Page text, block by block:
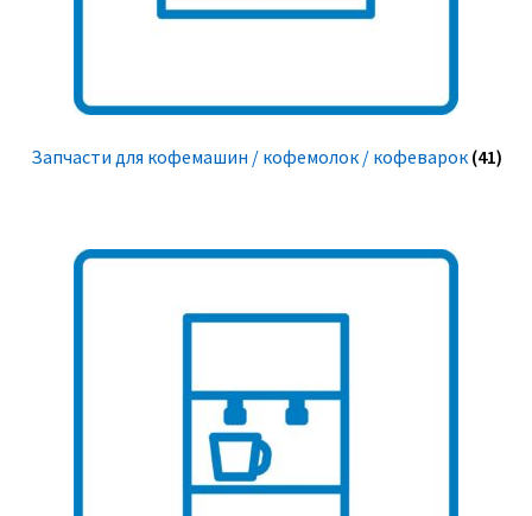
Запчасти для кофемашин / кофемолок / кофеварок (41)